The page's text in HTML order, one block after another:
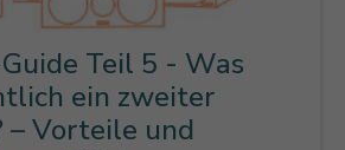
Teil 5 - Was
ein zweiter
– Vorteile und